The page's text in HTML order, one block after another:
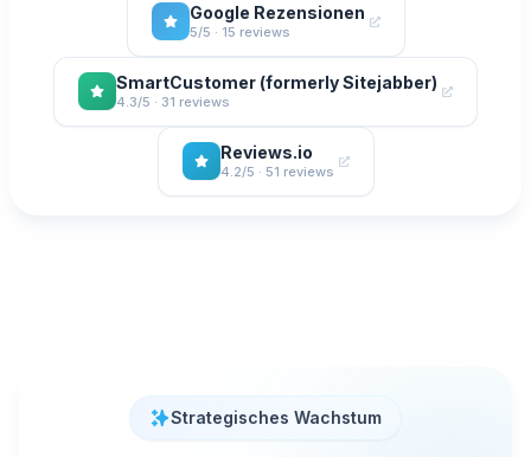
Google Rezensionen
5/5 · 15 reviews
SmartCustomer (formerly Sitejabber)
4.3/5 · 31 reviews
Reviews.io
4.2/5 · 51 reviews
Strategisches Wachstum